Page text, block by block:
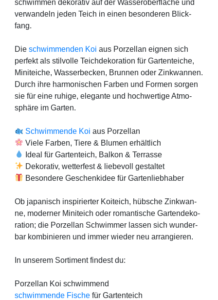
schwim­men deko­ra­tiv auf der Was­ser­ober­flä­che und
ver­wan­deln jeden Teich in einen beson­de­ren Blick­
fang.
Die schwim­men­den Koi aus Por­zel­lan eig­nen sich
per­fekt als stil­vol­le Teich­de­ko­ra­ti­on für Gar­ten­tei­che,
Mini­tei­che, Was­ser­be­cken, Brun­nen oder Zink­wan­nen.
Durch ihre har­mo­ni­schen Far­ben und For­men sor­gen
sie für eine ruhi­ge, ele­gan­te und hoch­wer­ti­ge Atmo­
sphä­re im Gar­ten.
Schwim­men­de Koiaus Por­zel­lan
Vie­le Far­ben, Tie­re & Blu­men erhält­lich
Ide­al für Gar­ten­teich, Bal­kon & Ter­ras­se
Deko­ra­tiv, wet­ter­fest & lie­be­voll gestal­tet
Beson­de­re Geschenk­idee für Gar­ten­lieb­ha­ber
Ob japa­nisch inspi­rier­ter Koi­teich, hüb­sche Zink­wan­
ne, moder­ner Mini­teich oder roman­ti­sche Gar­ten­de­ko­
ra­ti­on; die Por­zel­lan Schwim­mer las­sen sich wun­der­
bar kom­bi­nie­ren und immer wie­der neu arran­gie­ren.
In unse­rem Sor­ti­ment fin­dest du:
Por­zel­lan Koi schwim­mend
schwim­men­de Fische für Gar­ten­teich